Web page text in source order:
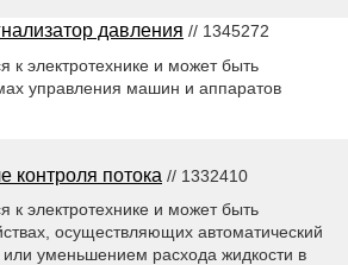
давления // 1345272
к электротехнике и может быть
управления машин и аппаратов
контроля потока // 1332410
к электротехнике и может быть
осуществляющих автоматический
или уменьшением расхода жидкости в